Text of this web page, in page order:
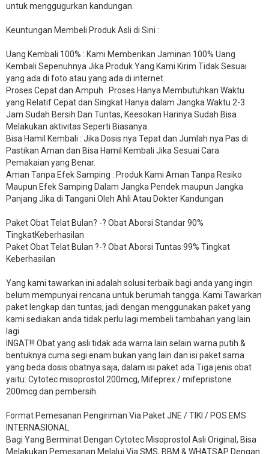
untuk menggugurkan kandungan.
Keuntungan Membeli Produk Asli di Sini :
Uang Kembali 100% : Kami Memberikan Jaminan 100% Uang
Kembali Sepenuhnya Jika Produk Yang Kami Kirim Tidak Sesuai
yang ada di foto atau yang ada di internet.
Proses Cepat dan Ampuh : Proses Hanya Membutuhkan Waktu
yang Relatif Cepat dan Singkat Hanya dalam Jangka Waktu 2-3
Jam Sudah Bersih Dan Tuntas, Keesokan Harinya Sudah Bisa
Melakukan aktivitas Seperti Biasanya.
Bisa Hamil Kembali : Jika Dosis nya Tepat dan Jumlah nya Pas di
Pastikan Aman dan Bisa Hamil Kembali Jika Sesuai Cara
Pemakaian yang Benar.
Aman Tanpa Efek Samping : Produk Kami Aman Tanpa Resiko
Maupun Efek Samping Dalam Jangka Pendek maupun Jangka
Panjang Jika di Tangani Oleh Ahli Atau Dokter Kandungan
Paket Obat Telat Bulan? -? Obat Aborsi Standar 90%
TingkatKeberhasilan
Paket Obat Telat Bulan ?-? Obat Aborsi Tuntas 99% Tingkat
Keberhasilan
Yang kami tawarkan ini adalah solusi terbaik bagi anda yang ingin
belum mempunyai rencana untuk berumah tangga. Kami Tawarkan
paket lengkap dan tuntas, jadi dengan menggunakan paket yang
kami sediakan anda tidak perlu lagi membeli tambahan yang lain
lagi
INGAT!!! Obat yang asli tidak ada warna lain selain warna putih &
bentuknya cuma segi enam bukan yang lain dan isi paket sama
yang beda dosis obatnya saja, dalam isi paket ada Tiga jenis obat
yaitu: Cytotec misoprostol 200mcg, Mifeprex / mifepristone
200mcg dan pembersih.
Format Pemesanan Pengiriman Via Paket JNE / TIKI / POS EMS
INTERNASIONAL
Bagi Yang Berminat Dengan Cytotec Misoprostol Asli Original, Bisa
Melakukan Pemesanan Melalui Via SMS, BBM & WHATSAP Dengan